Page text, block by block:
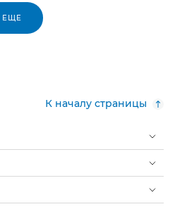
ЕЩЕ
К началу страницы